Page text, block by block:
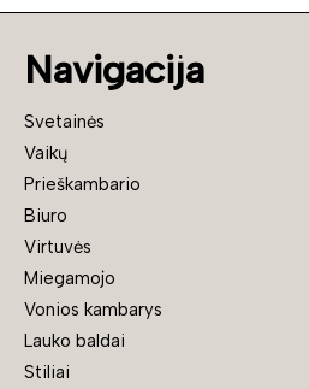
Navigacija
Svetainės
Vaikų
Prieškambario
Biuro
Virtuvės
Miegamojo
Vonios kambarys
Lauko baldai
Stiliai